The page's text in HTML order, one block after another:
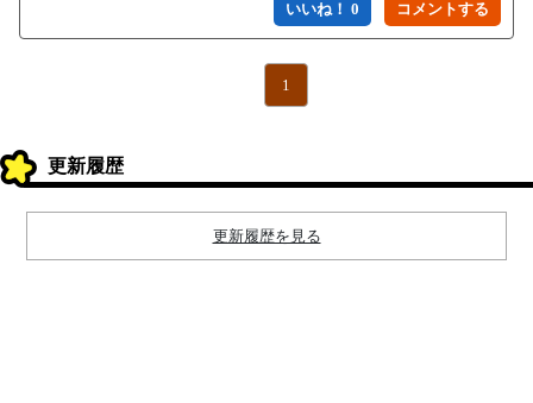
いいね！ 0
1
更新履歴
更新履歴を見る